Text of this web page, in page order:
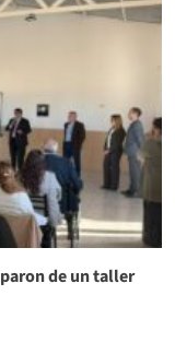
de un taller